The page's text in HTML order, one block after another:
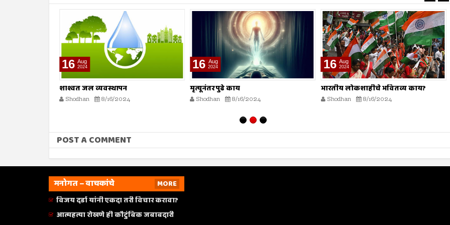
16 Aug
2024
शाश्वत जल व्यवस्थापन
Shodhan 8/16/2024
16 Aug
2024
मृत्यूनंतर पुढे काय
Shodhan 8/16/2024
16 Aug
2024
भारतीय लोकशाहीचे भवितव्य काय?
Shodhan 8/16/2024
POST A COMMENT
मनोगत – वाचकांचे
MORE
विजय दर्डा यांनी एकदा तरी विचार करावा?
आत्महत्या रोखणे ही कौटुंबिक जबाबदारी